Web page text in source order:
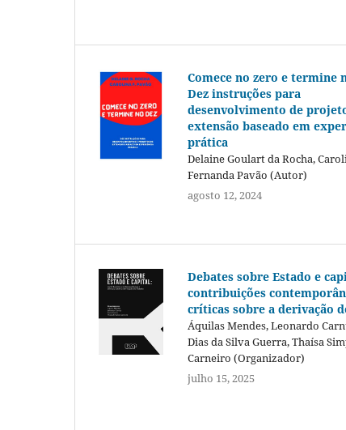
Comece no zero e termine
Dez instruções para
desenvolvimento de
extensão baseado em
prática
Delaine Goulart da Rocha,
Fernanda Pavão (Autor)
agosto 12, 2024
Debates sobre Estado e
contribuições
críticas sobre a derivação
Áquilas Mendes, Leonardo
Dias da Silva Guerra, Thaísa
Carneiro (Organizador)
julho 15, 2025